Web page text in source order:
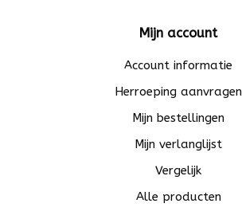
Mijn account
Account informatie
Herroeping aanvragen
Mijn bestellingen
Mijn verlanglijst
Vergelijk
Alle producten